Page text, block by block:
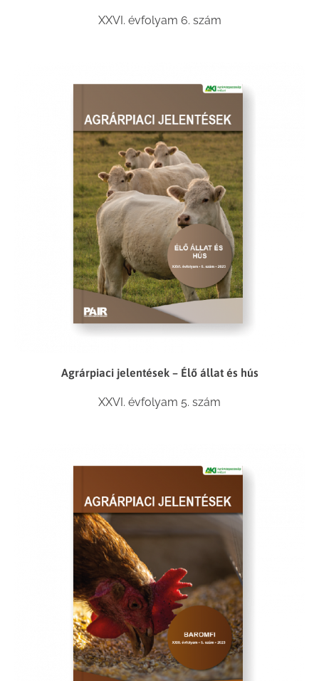
XXVI. évfolyam 6. szám
Agrárpiaci jelentések – Élő állat és hús
XXVI. évfolyam 5. szám